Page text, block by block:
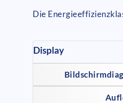
Die
Display